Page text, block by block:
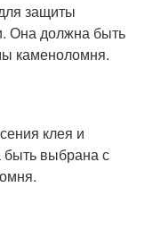
защиты
Она должна быть
каменоломня.
клея и
выбрана с